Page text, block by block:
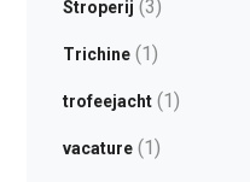
Stroperij (3)
Trichine(1)
trofeejacht(1)
vacature(1)